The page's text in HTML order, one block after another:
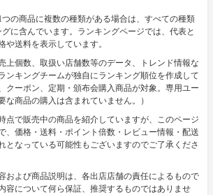
の商品に複数の種類がある場合は、すべての種類
に含んでいます。ランキングページでは、代表と
や送料を表示しています。
上個数、取扱い店舗数等のデータ、トレンド情報な
ンキングチームが独自にランキング順位を作成して
クーポン、定期・頒布会購入商品が対象。専用ユー
な商品の購入は含まれていません。）
点で販売中の商品を紹介していますが、このページ
、価格・送料・ポイント倍数・レビュー情報・配送
となっている可能性もございますのでご了承くださ
および商品説明は、各出店店舗の責任によるもので
容について何ら保証、推奨するものではありませ